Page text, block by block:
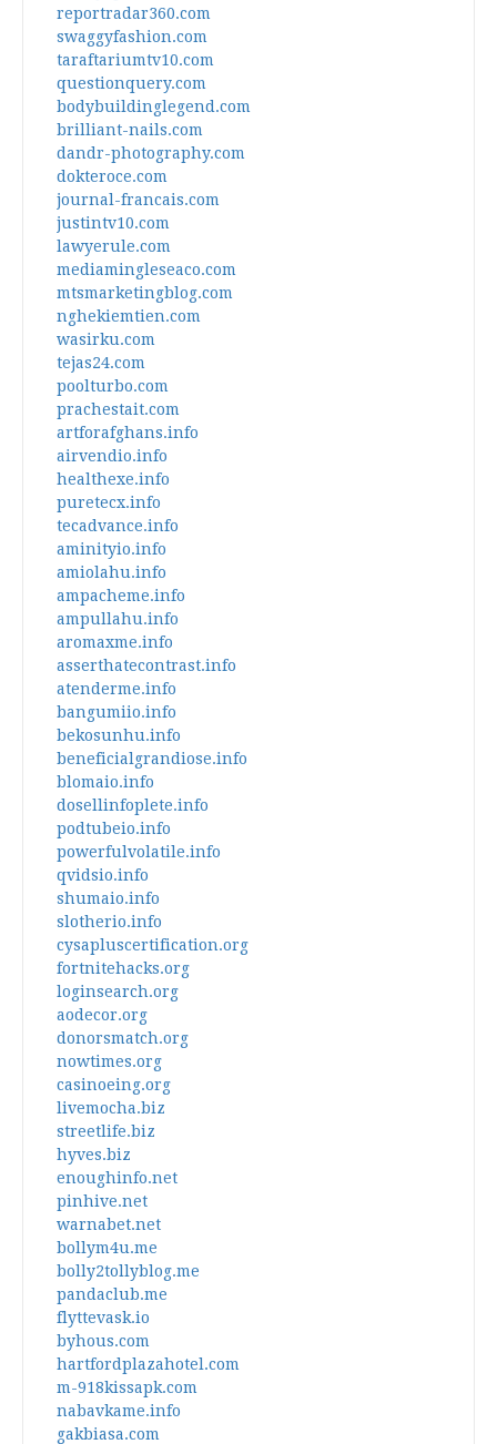
reportradar360.com
swaggyfashion.com
taraftariumtv10.com
questionquery.com
bodybuildinglegend.com
brilliant-nails.com
dandr-photography.com
dokteroce.com
journal-francais.com
justintv10.com
lawyerule.com
mediamingleseaco.com
mtsmarketingblog.com
nghekiemtien.com
wasirku.com
tejas24.com
poolturbo.com
prachestait.com
artforafghans.info
airvendio.info
healthexe.info
puretecx.info
tecadvance.info
aminityio.info
amiolahu.info
ampacheme.info
ampullahu.info
aromaxme.info
asserthatecontrast.info
atenderme.info
bangumiio.info
bekosunhu.info
beneficialgrandiose.info
blomaio.info
dosellinfoplete.info
podtubeio.info
powerfulvolatile.info
qvidsio.info
shumaio.info
slotherio.info
cysapluscertification.org
fortnitehacks.org
loginsearch.org
aodecor.org
donorsmatch.org
nowtimes.org
casinoeing.org
livemocha.biz
streetlife.biz
hyves.biz
enoughinfo.net
pinhive.net
warnabet.net
bollym4u.me
bolly2tollyblog.me
pandaclub.me
flyttevask.io
byhous.com
hartfordplazahotel.com
m-918kissapk.com
nabavkame.info
gakbiasa.com